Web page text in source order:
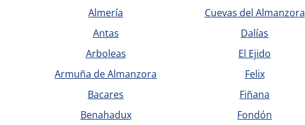
Almería
Antas
Arboleas
Armuña de Almanzora
Bacares
Benahadux
Cuevas del Almanzora
Dalías
El Ejido
Felix
Fiñana
Fondón